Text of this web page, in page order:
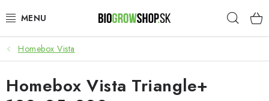
na
PESTOVANIE
HEADSHOP
Homebox Vista
Homebox Vista Triangle+